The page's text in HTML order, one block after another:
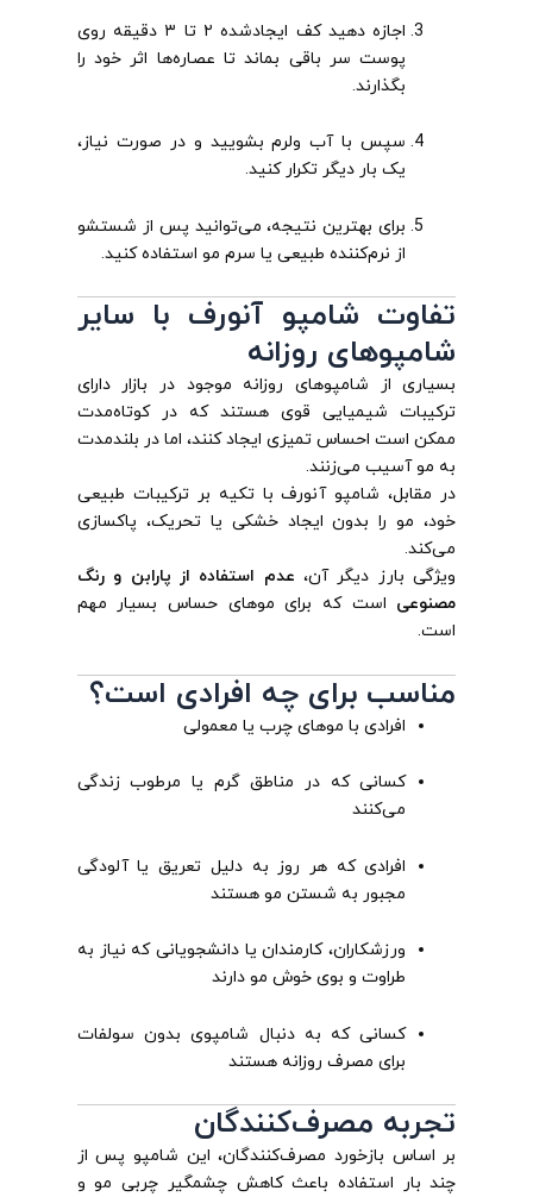
اجازه دهید کف ایجادشده ۲ تا ۳ دقیقه روی
پوست سر باقی بماند تا عصاره‌ها اثر خود را
بگذارند.
سپس با آب ولرم بشویید و در صورت نیاز،
یک بار دیگر تکرار کنید.
برای بهترین نتیجه، می‌توانید پس از شستشو
از نرم‌کننده طبیعی یا سرم مو استفاده کنید.
تفاوت شامپو آنورف با سایر
شامپوهای روزانه
بسیاری از شامپوهای روزانه موجود در بازار دارای
ترکیبات شیمیایی قوی هستند که در کوتاه‌مدت
ممکن است احساس تمیزی ایجاد کنند، اما در بلندمدت
به مو آسیب می‌زنند.
در مقابل، شامپو آنورف با تکیه بر ترکیبات طبیعی
خود، مو را بدون ایجاد خشکی یا تحریک، پاکسازی
می‌کند.
ویژگی بارز دیگر آن، عدم استفاده از پارابن و رنگ
مصنوعی است که برای موهای حساس بسیار مهم
است.
مناسب برای چه افرادی است؟
افرادی با موهای چرب یا معمولی
کسانی که در مناطق گرم یا مرطوب زندگی
می‌کنند
افرادی که هر روز به دلیل تعریق یا آلودگی
مجبور به شستن مو هستند
ورزشکاران، کارمندان یا دانشجویانی که نیاز به
طراوت و بوی خوش مو دارند
کسانی که به دنبال شامپوی بدون سولفات
برای مصرف روزانه هستند
تجربه مصرف‌کنندگان
بر اساس بازخورد مصرف‌کنندگان، این شامپو پس از
چند بار استفاده باعث کاهش چشمگیر چربی مو و